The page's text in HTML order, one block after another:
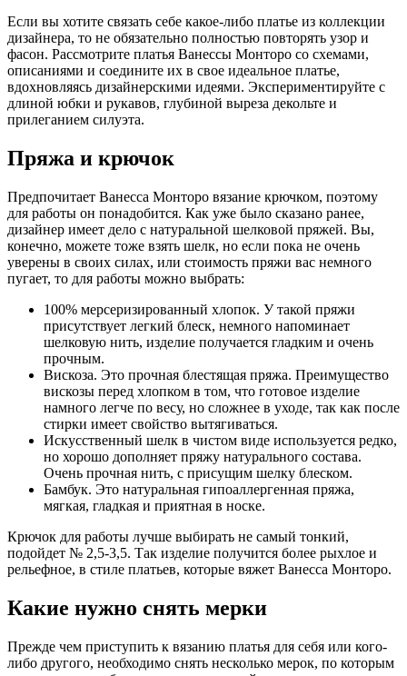
Если вы хотите связать себе какое-либо платье из коллекции
дизайнера, то не обязательно полностью повторять узор и
фасон. Рассмотрите платья Ванессы Монторо со схемами,
описаниями и соедините их в свое идеальное платье,
вдохновляясь дизайнерскими идеями. Экспериментируйте с
длиной юбки и рукавов, глубиной выреза декольте и
прилеганием силуэта.
Пряжа и крючок
Предпочитает Ванесса Монторо вязание крючком, поэтому
для работы он понадобится. Как уже было сказано ранее,
дизайнер имеет дело с натуральной шелковой пряжей. Вы,
конечно, можете тоже взять шелк, но если пока не очень
уверены в своих силах, или стоимость пряжи вас немного
пугает, то для работы можно выбрать:
100% мерсеризированный хлопок. У такой пряжи
присутствует легкий блеск, немного напоминает
шелковую нить, изделие получается гладким и очень
прочным.
Вискоза. Это прочная блестящая пряжа. Преимущество
вискозы перед хлопком в том, что готовое изделие
намного легче по весу, но сложнее в уходе, так как после
стирки имеет свойство вытягиваться.
Искусственный шелк в чистом виде используется редко,
но хорошо дополняет пряжу натурального состава.
Очень прочная нить, с присущим шелку блеском.
Бамбук. Это натуральная гипоаллергенная пряжа,
мягкая, гладкая и приятная в носке.
Крючок для работы лучше выбирать не самый тонкий,
подойдет № 2,5-3,5. Так изделие получится более рыхлое и
рельефное, в стиле платьев, которые вяжет Ванесса Монторо.
Какие нужно снять мерки
Прежде чем приступить к вязанию платья для себя или кого-
либо другого, необходимо снять несколько мерок, по которым